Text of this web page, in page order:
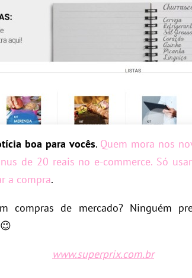
boa para vocês. Quem mora nos
de 20 reais no e-commerce. Só
a compra.
compras de mercado? Ninguém
www.superprix.com.br